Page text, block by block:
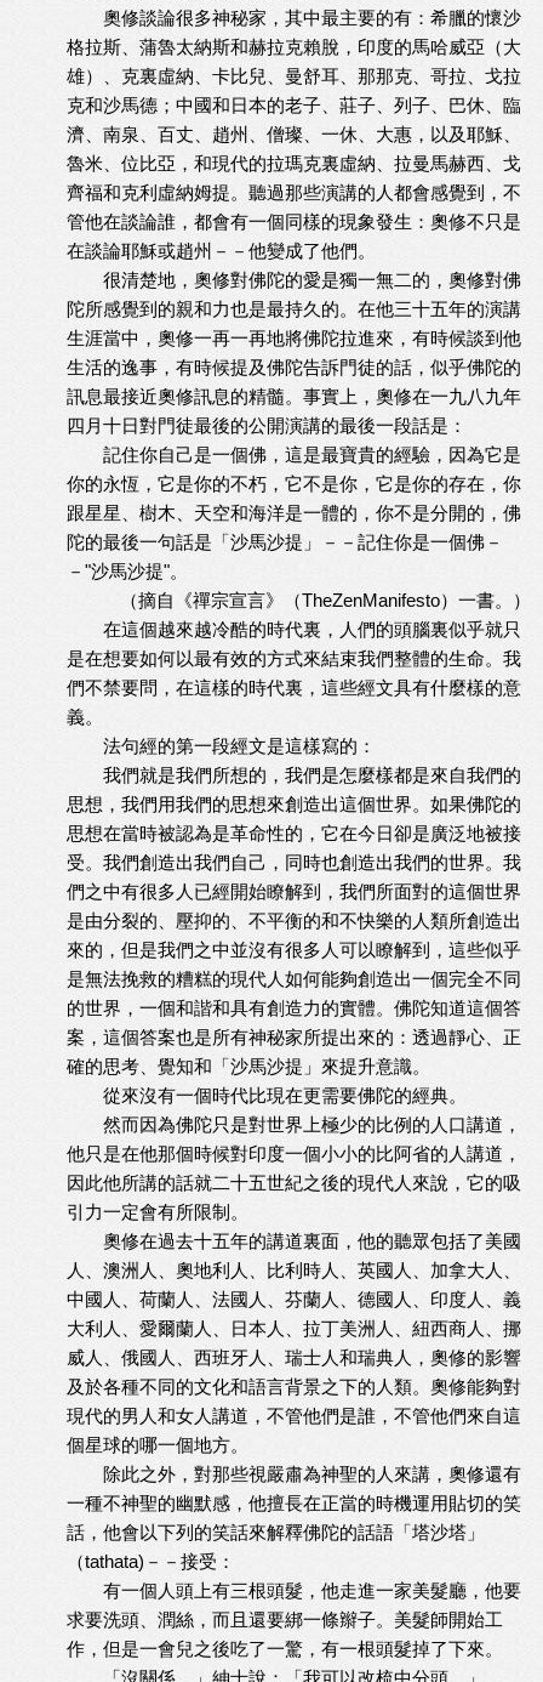
奧修談論很多神秘家，其中最主要的有：希臘的懷沙
格拉斯、蒲魯太納斯和赫拉克賴脫，印度的馬哈威亞（大
雄）、克裏虛納、卡比兒、曼舒耳、那那克、哥拉、戈拉
克和沙馬德；中國和日本的老子、莊子、列子、巴休、臨
濟、南泉、百丈、趙州、僧璨、一休、大惠，以及耶穌、
魯米、位比亞，和現代的拉瑪克裏虛納、拉曼馬赫西、戈
齊福和克利虛納姆提。聽過那些演講的人都會感覺到，不
管他在談論誰，都會有一個同樣的現象發生：奧修不只是
在談論耶穌或趙州－－他變成了他們。
很清楚地，奧修對佛陀的愛是獨一無二的，奧修對佛
陀所感覺到的親和力也是最持久的。在他三十五年的演講
生涯當中，奧修一再一再地將佛陀拉進來，有時候談到他
生活的逸事，有時候提及佛陀告訴門徒的話，似乎佛陀的
訊息最接近奧修訊息的精髓。事實上，奧修在一九八九年
四月十日對門徒最後的公開演講的最後一段話是：
記住你自己是一個佛，這是最寶貴的經驗，因為它是
你的永恆，它是你的不朽，它不是你，它是你的存在，你
跟星星、樹木、天空和海洋是一體的，你不是分開的，佛
陀的最後一句話是「沙馬沙提」－－記住你是一個佛－
－"沙馬沙提"。
（摘自《禪宗宣言》（TheZenManifesto）一書。）
在這個越來越冷酷的時代裏，人們的頭腦裏似乎就只
是在想要如何以最有效的方式來結束我們整體的生命。我
們不禁要問，在這樣的時代裏，這些經文具有什麼樣的意
義。
法句經的第一段經文是這樣寫的：
我們就是我們所想的，我們是怎麼樣都是來自我們的
思想，我們用我們的思想來創造出這個世界。如果佛陀的
思想在當時被認為是革命性的，它在今日卻是廣泛地被接
受。我們創造出我們自己，同時也創造出我們的世界。我
們之中有很多人已經開始瞭解到，我們所面對的這個世界
是由分裂的、壓抑的、不平衡的和不快樂的人類所創造出
來的，但是我們之中並沒有很多人可以瞭解到，這些似乎
是無法挽救的糟糕的現代人如何能夠創造出一個完全不同
的世界，一個和諧和具有創造力的實體。佛陀知道這個答
案，這個答案也是所有神秘家所提出來的：透過靜心、正
確的思考、覺知和「沙馬沙提」來提升意識。
從來沒有一個時代比現在更需要佛陀的經典。
然而因為佛陀只是對世界上極少的比例的人口講道，
他只是在他那個時候對印度一個小小的比阿省的人講道，
因此他所講的話就二十五世紀之後的現代人來說，它的吸
引力一定會有所限制。
奧修在過去十五年的講道裏面，他的聽眾包括了美國
人、澳洲人、奧地利人、比利時人、英國人、加拿大人、
中國人、荷蘭人、法國人、芬蘭人、德國人、印度人、義
大利人、愛爾蘭人、日本人、拉丁美洲人、紐西商人、挪
威人、俄國人、西班牙人、瑞士人和瑞典人，奧修的影響
及於各種不同的文化和語言背景之下的人類。奧修能夠對
現代的男人和女人講道，不管他們是誰，不管他們來自這
個星球的哪一個地方。
除此之外，對那些視嚴肅為神聖的人來講，奧修還有
一種不神聖的幽默感，他擅長在正當的時機運用貼切的笑
話，他會以下列的笑話來解釋佛陀的話語「塔沙塔」
（tathata)－－接受：
有一個人頭上有三根頭髮，他走進一家美髮廳，他要
求要洗頭、潤絲，而且還要綁一條辮子。美髮師開始工
作，但是一會兒之後吃了一驚，有一根頭髮掉了下來。
「沒關係，」紳士說：「我可以改梳中分頭。」